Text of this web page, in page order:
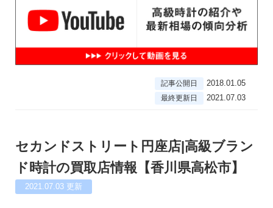
記事公開日 2018.01.05
最終更新日 2021.07.03
セカンドストリート円座店|高級ブラン
ド時計の買取店情報【香川県高松市】
2021.07.03 更新